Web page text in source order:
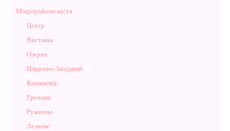
Мікрорайони міста
Центр
Виставка
Озерна
Південно-Західний
Книжківці
Гречани
Ружична
Лезневе